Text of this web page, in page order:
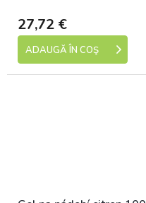
27,72 €
ADAUGĂ ÎN COŞ